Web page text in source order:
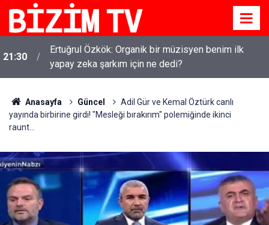
21:30
Ertuğrul Özkök: Organik bir müzisyen benim ilk
yapay zeka şarkım için ne dedi?
Anasayfa Güncel
Adil Gür ve Kemal Öztürk canlı
yayında birbirine girdi! "Mesleği bırakırım" polemiğinde ikinci
raunt...